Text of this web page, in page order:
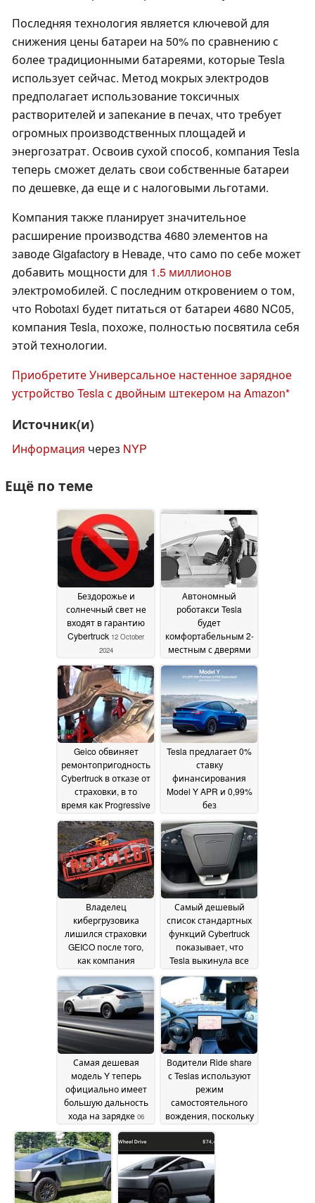
Последняя технология является ключевой для
снижения цены батареи на 50% по сравнению с
более традиционными батареями, которые Tesla
использует сейчас. Метод мокрых электродов
предполагает использование токсичных
растворителей и запекание в печах, что требует
огромных производственных площадей и
энергозатрат. Освоив сухой способ, компания Tesla
теперь сможет делать свои собственные батареи
по дешевке, да еще и с налоговыми льготами.
Компания также планирует значительное
расширение производства 4680 элементов на
заводе Gigafactory в Неваде, что само по себе может
добавить мощности для 1.5 миллионов
электромобилей. С последним откровением о том,
что Robotaxi будет питаться от батареи 4680 NC05,
компания Tesla, похоже, полностью посвятила себя
этой технологии.
Приобретите Универсальное настенное зарядное
устройство Tesla с двойным штекером на Amazon
Источник(и)
Информация через NYP
Ещё по теме
Бездорожье и
солнечный свет не
входят в гарантию
Cybertruck 12 October
2024
Автономный
роботакси Tesla
будет
комфортабельным 2-
местным с дверями
McLaren10 October 2024
Geico обвиняет
ремонтопригодность
Cybertruck в отказе от
страховки, в то
время как Progressive
отказывает в новом
покрытии10 October
2024
Tesla предлагает 0%
ставку
финансирования
Model Y APR и 0,99%
без
первоначального
взноса FSD в честь
запуска Robotaxi09
October 2024
Владелец
кибергрузовика
лишился страховки
GEICO после того,
как компания
заявила, что он не
подходит для
страховки07 October
2024
Самый дешевый
список стандартных
функций Cybertruck
показывает, что
Tesla выкинула все
из пакета Foundation
Series вплоть до
колец для кровати07
October 2024
Самая дешевая
модель Y теперь
официально имеет
большую дальность
хода на зарядке 06
October 2024
Водители Ride share
с Teslas используют
режим
самостоятельного
вождения, поскольку
Uber и Lyft
перекладывают
ответственность за
безопасность
пассажиров
2024